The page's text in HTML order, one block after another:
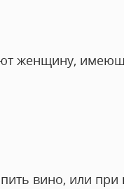
женщину,
вино, или при